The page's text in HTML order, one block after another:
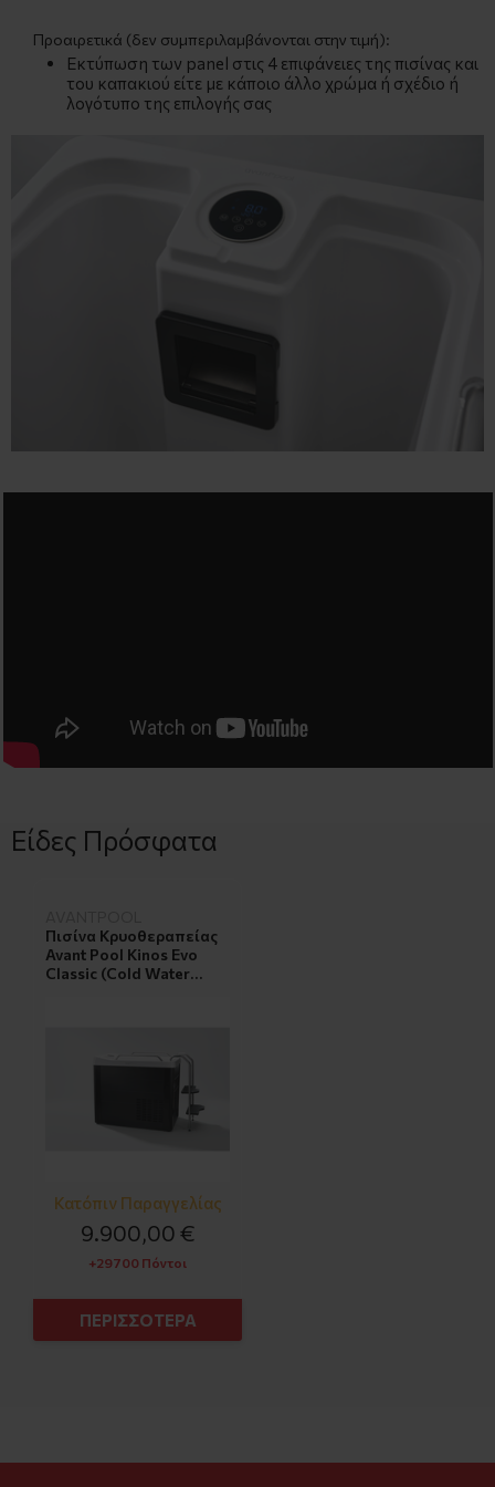
Προαιρετικά (δεν συμπεριλαμβάνονται στην τιμή):
Εκτύπωση των panel στις 4 επιφάνειες της πισίνας και
του καπακιού είτε με κάποιο άλλο χρώμα ή σχέδιο ή
λογότυπο της επιλογής σας
Είδες Πρόσφατα
Πισίνα Κρυοθεραπείας
Avant Pool Kinos Evo
Classic (Cold Water
Κατόπιν Παραγγελίας
9.900,00 €
+29700 Πόντοι
ΠΕΡΙΣΣΟΤΕΡΑ